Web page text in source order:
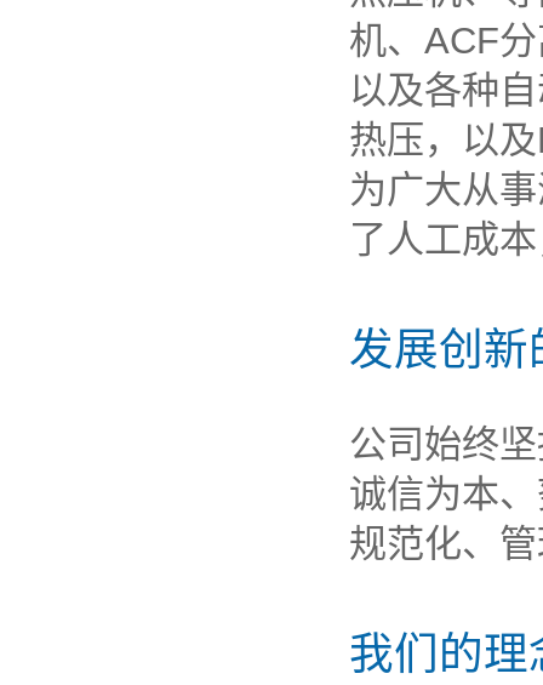
机、ACF
以及各种
热压，以
为广大从
了人工成
发展创新
公司始终
诚信为本
规范化、
我们的理